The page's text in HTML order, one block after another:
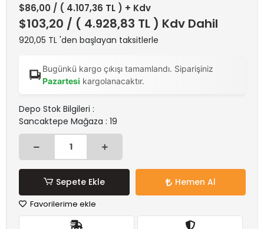
$86,00 / ( 4.107,36 TL ) + Kdv
$103,20 / ( 4.928,83 TL ) Kdv Dahil
920,05 TL 'den başlayan taksitlerle
Bugünkü kargo çıkışı tamamlandı. Siparişiniz
Pazartesi kargolanacaktır.
Depo Stok Bilgileri :
Sancaktepe Mağaza : 19
Sepete Ekle Hemen Al
Favorilerime ekle